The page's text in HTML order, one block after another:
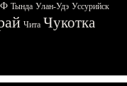
Тында Улан-Удэ Уссурийск
Чита Чукотка